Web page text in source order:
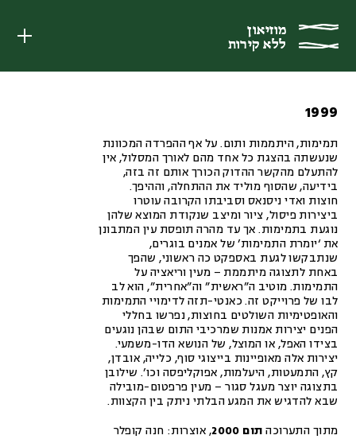
מוזיאון
ללא קירות
מוזיאון
ללא קירות
1999
תמימות, היתממות ותום. על אף ההפרדה המכוונת
שנעשתה בהצגת כל אחד מהם לאורך המסלול, אין
להתעלם מהקשר ההדוק הכורך אותם זה בזה,
בידיעה, שהסוף מוליד את ההתחלה, וההיפך.
חוצות ואדי ניסנאס וסביבתו הקרובה עוטרו
ביצירות פיסול, ציור ומיצב שנקודת המוצא שלהן
נוגעת בתמימות. אך עד מהרה תופסת עין המתבונן
את ‘יומרת התמימות’ של אמנים בוגרים,
שנתבקשו לגעת באספקט כה ראשוני, שהפך
באחת לתצוגה מיתממת – מעין וריאציה על
התמימות. מוטיב ה”ראשית” וה”אחרית”, הוא לב
לבו של פרוייקט זה. כאנטי-תזה לדימויי התמימות
והאופטימיות השולטים בחוצות, נפרשו בחללי
הפנים יצירות אמנות שמרכיבי התום שבהן נוגעים
בצידו האפל, או המוצל, של הנושא הדו-משמעי.
יצירות אלה מאופיינות בייצוגי סוף, כלייה, אובדן,
קץ, התמעטות, היעלמות, אפוקליפסה וכו’. שילובן
בתצוגה יוצר מעגל סגור – מעין פרפטום-מובילה
שבא להדגיש את המגע הבלתי ניתק בין הקצוות.
מתוך התערוכה תום 2000 , אוצרות: חנה קופלר